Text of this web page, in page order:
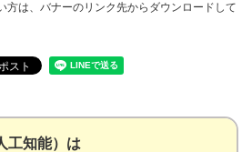
方は、バナーのリンク先からダウンロードして
工知能）は